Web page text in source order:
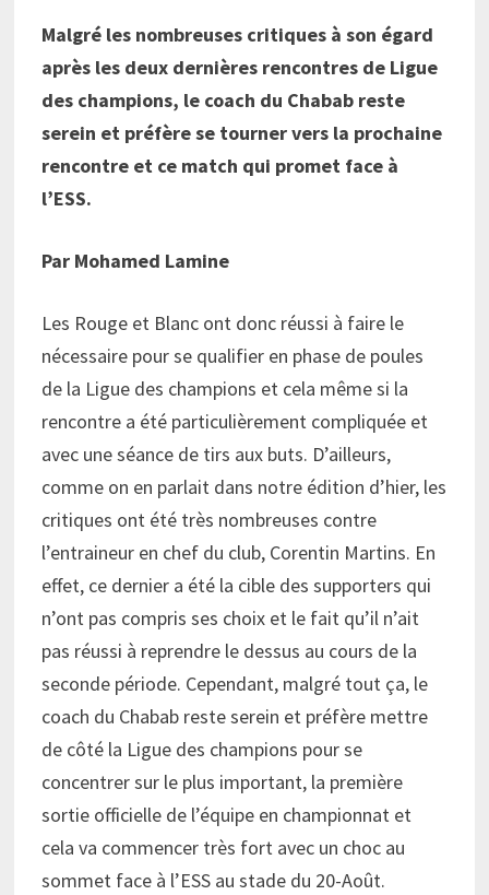
Malgré les nombreuses critiques à son égard
après les deux dernières rencontres de Ligue
des champions, le coach du Chabab reste
serein et préfère se tourner vers la prochaine
rencontre et ce match qui promet face à
l’ESS.
Par Mohamed Lamine
Les Rouge et Blanc ont donc réussi à faire le
nécessaire pour se qualifier en phase de poules
de la Ligue des champions et cela même si la
rencontre a été particulièrement compliquée et
avec une séance de tirs aux buts. D’ailleurs,
comme on en parlait dans notre édition d’hier, les
critiques ont été très nombreuses contre
l’entraineur en chef du club, Corentin Martins. En
effet, ce dernier a été la cible des supporters qui
n’ont pas compris ses choix et le fait qu’il n’ait
pas réussi à reprendre le dessus au cours de la
seconde période. Cependant, malgré tout ça, le
coach du Chabab reste serein et préfère mettre
de côté la Ligue des champions pour se
concentrer sur le plus important, la première
sortie officielle de l’équipe en championnat et
cela va commencer très fort avec un choc au
sommet face à l’ESS au stade du 20-Août.